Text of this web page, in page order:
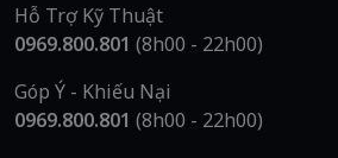
Hỗ Trợ Kỹ Thuật
0969.800.801 (8h00 - 22h00)
Góp Ý - Khiếu Nại
0969.800.801 (8h00 - 22h00)